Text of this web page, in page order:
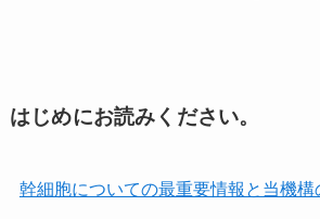
はじめにお読みください。
幹細胞についての最重要情報と当機構